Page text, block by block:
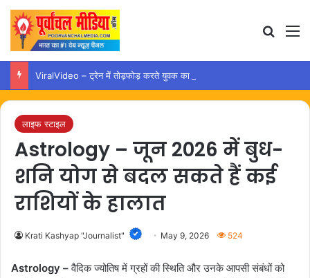
लाइफ स्टाइल
Astrology – जून 2026 में बुध-
शनि योग से बदल सकते हैं कई
राशियों के हालात
Krati Kashyap "Journalist" May 9, 2026 524
Astrology –वैदिक ज्योतिष में ग्रहों की स्थिति और उनके आपसी संबंधों को